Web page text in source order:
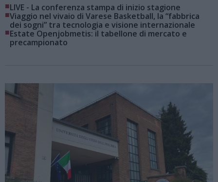
■LIVE - La conferenza stampa di inizio stagione
■Viaggio nel vivaio di Varese Basketball, la “fabbrica
dei sogni” tra tecnologia e visione internazionale
■Estate Openjobmetis: il tabellone di mercato e
precampionato